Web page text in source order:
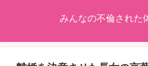
みんなの不倫された